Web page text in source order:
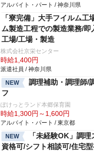
アルバイト・パート / 神奈川県
「寮完備」大手フイルム工
ム製造工程での製造業務/即
工場/工場・製造
株式会社京栄センター
時給1,400円
派遣社員 / 神奈川県
NEW
調理補助・調理師/
フ
ぽけっとランド本郷保育園
時給1,300円～1,600円
アルバイト・パート / 東京都
NEW
「未経験OK」調
資格可/シフト相談可/住宅